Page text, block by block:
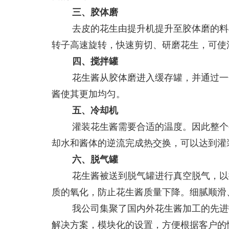
三、胶体磨
去皮的花生由提升机提升至胶体磨的
转子高速旋转，快速剪切、研磨花生，可
四、搅拌罐
花生酱从胶体磨进入缓存罐，并通过
酱使其更加均匀。
五、冷却机
灌装花生酱需要合适的温度。因此整
却水和酱体的逆流完成热交换，可以达到
六、脱气罐
花生酱被送到脱气罐进行真空脱气，
质的氧化，防止花生酱质量下降。细腻顺
我公司集聚了国内外花生酱加工的先
解决方案，模块化的设置，方便根据客户